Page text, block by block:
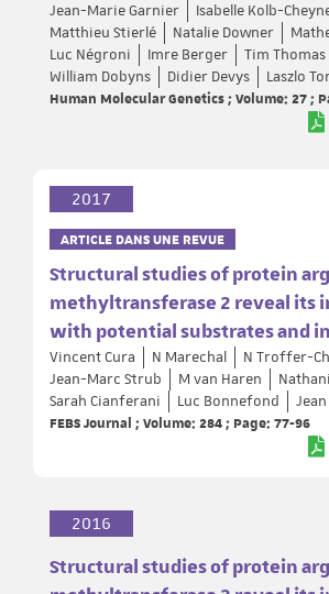
Jean-Marie Garnier
Isabelle Kolb-
Matthieu Stierlé
Natalie Downer
Luc Négroni
Imre Berger Tim Thomas
William Dobyns
Didier Devys
Laszlo
Human Molecular Genetics ; Volume: 27 ;
2017
ARTICLE DANS UNE REVUE
Structural studies of protein
methyltransferase 2 reveal its
with potential substrates and
Vincent Cura N Marechal
N Troffer-
Jean-Marc Strub
M van Haren
Sarah Cianferani
Luc Bonnefond
FEBS Journal ; Volume: 284 ; Page: 77-96
2016
Structural studies of protein